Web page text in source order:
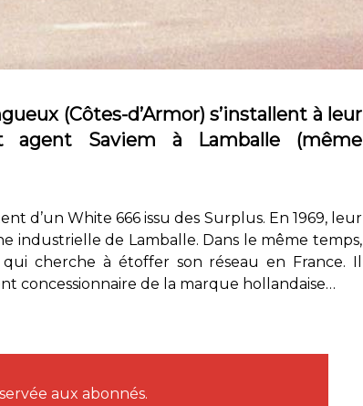
(Côtes-d’Armor) s’installent à leur
Saviem à Lamballe (même
d’un White 666 issu des Surplus. En 1969, leur
industrielle de Lamballe. Dans le même temps,
cherche à étoffer son réseau en France. Il
concessionnaire de la marque hollandaise…
aux abonnés.